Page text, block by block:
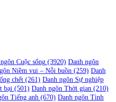
Cuộc sống (3920) Danh ngôn
Niềm vui – Nỗi buồn (259) Danh
chết (261) Danh ngôn Sự nghiệp
bại (501) Danh ngôn Thời gian (210)
Tiếng anh (670) Danh ngôn Tình